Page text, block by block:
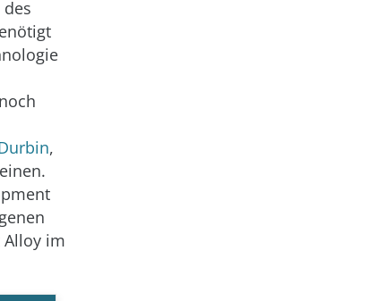
,
Alloy im